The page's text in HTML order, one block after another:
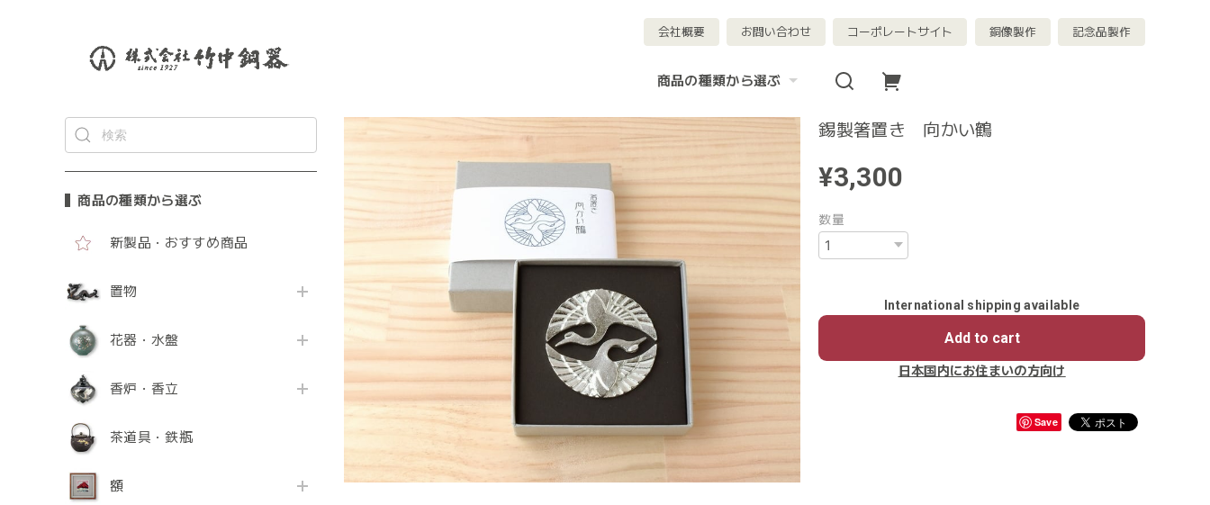
会社概要 お問い合わせ コーポレートサイト 銅像製作 記念品製作
商品の種類から選ぶ
商品の種類から選ぶ
新製品・おすすめ商品
置物
花器・水盤
香炉・香立
茶道具・鉄瓶
額
錫製箸置き 向かい鶴
¥3,300
数量
International shipping available
Add to cart
日本国内にお住まいの方向け
Save